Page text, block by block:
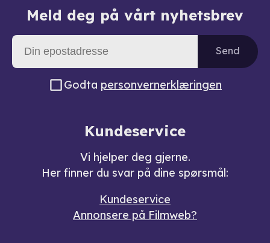
Meld deg på vårt nyhetsbrev
Send
Godta personvernerklæringen
Kundeservice
Vi hjelper deg gjerne.
Her finner du svar på dine spørsmål:
Kundeservice
Annonsere på Filmweb?